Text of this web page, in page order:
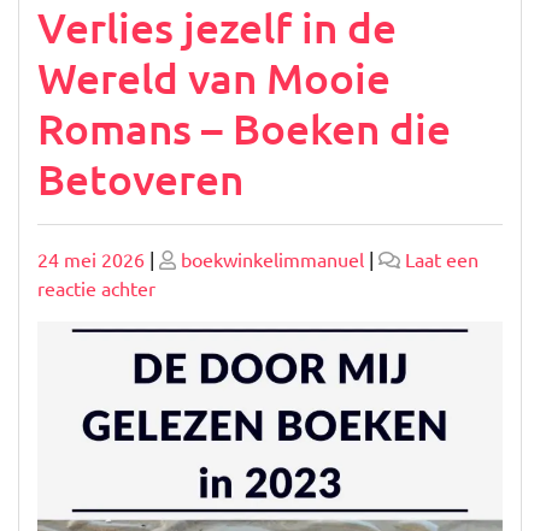
Verlies jezelf in de
Wereld van Mooie
Romans – Boeken die
Betoveren
Geplaatst
op
24 mei 2026 | Geplaatst
boekwinkelimmanuel |
Laat een
reactie achterop
in
Wereld
Romans